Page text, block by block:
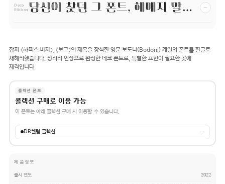
Deco
Ribbon
당신이 찾던 그 폰트, 헤매지 말고 바로 폰코! −
잡지 〈하퍼스 바자〉, 〈보그〉의 제목을 장식한 영문 보도니(Bodoni) 계열의 폰트를 한글로
재해석했습니다. 장식적 인상으로 완성한 데코 폰트로, 특별한 표현이 필요한 곳에
제격입니다.
콜렉션 폰트
콜렉션 구매로 이용 가능
이 폰트는 아래 콜렉션 구매 시 이용할 수 있습니다.
DR셀럽 콜렉션 →
제품정보
출시 연도 2022